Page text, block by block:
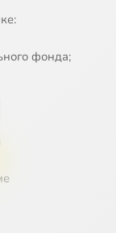
фонда;